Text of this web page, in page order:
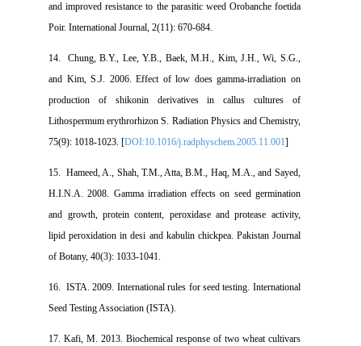
and improved resistance to the parasitic weed Orobanche foetida
Poir. International Journal, 2(11): 670-684.
14. Chung, B.Y., Lee, Y.B., Baek, M.H., Kim, J.H., Wi, S.G.,
and Kim, S.J. 2006. Effect of low does gamma-irradiation on
production of shikonin derivatives in callus cultures of
Lithospermum erythrorhizon S. Radiation Physics and Chemistry,
75(9): 1018-1023. [DOI:10.1016/j.radphyschem.2005.11.001
15. Hameed, A., Shah, T.M., Atta, B.M., Haq, M.A., and Sayed,
H.I.N.A. 2008. Gamma irradiation effects on seed germination
and growth, protein content, peroxidase and protease activity,
lipid peroxidation in desi and kabulin chickpea. Pakistan Journal
of Botany, 40(3): 1033-1041.
16. ISTA. 2009. International rules for seed testing. International
Seed Testing Association (ISTA).
17. Kafi, M. 2013. Biochemical response of two wheat cultivars